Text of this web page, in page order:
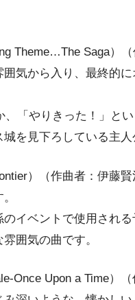
Theme…The Saga）（
気から入り、最終的
「やりきった！」とい
を見下ろしている主人
）（作曲者：伊藤賢
イベントで使用される
囲気の曲です。
Once Upon a Time）（